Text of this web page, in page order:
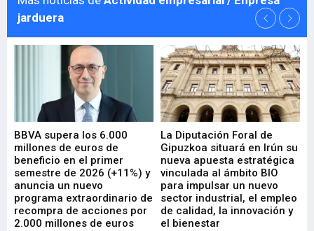
jarduera
BBVA supera los 6.000
millones de euros de
beneficio en el primer
semestre de 2026 (+11%) y
anuncia un nuevo
programa extraordinario de
recompra de acciones por
2.000 millones de euros
La Diputación Foral de
Gipuzkoa situará en Irún su
nueva apuesta estratégica
vinculada al ámbito BIO
para impulsar un nuevo
sector industrial, el empleo
de calidad, la innovación y
el bienestar